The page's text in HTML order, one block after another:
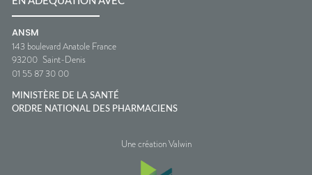
ANSM
143 boulevard Anatole France
93200 Saint-Denis
01 55 87 30 00
MINISTÈRE DE LA SANTÉ
ORDRE NATIONAL DES PHARMACIENS
Une création Valwin